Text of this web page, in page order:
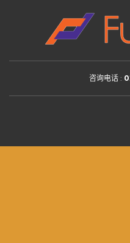
HOW TO SHOP
Login or create new
2 Review your order.
FREE
If you still have problems,
SHOWROOM HOURS
咨询电话 :